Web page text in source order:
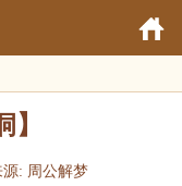
】
源: 周公解梦